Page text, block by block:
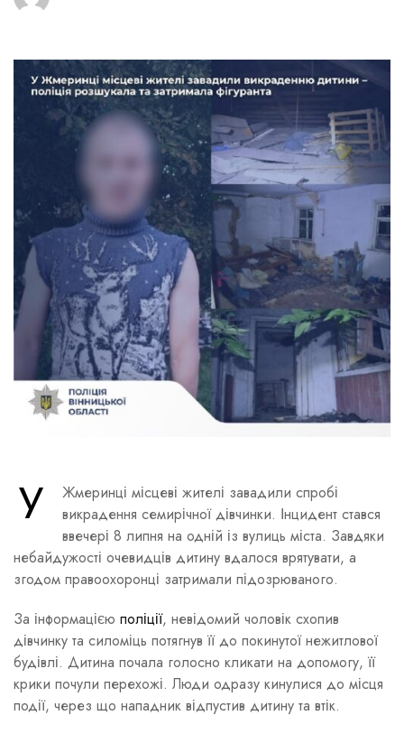
У
Жмеринці місцеві жителі завадили спробі
викрадення семирічної дівчинки. Інцидент стався
ввечері 8 липня на одній із вулиць міста. Завдяки
небайдужості очевидців дитину вдалося врятувати, а
згодом правоохоронці затримали підозрюваного.
За інформацією поліції, невідомий чоловік схопив
дівчинку та силоміць потягнув її до покинутої нежитлової
будівлі. Дитина почала голосно кликати на допомогу, її
крики почули перехожі. Люди одразу кинулися до місця
події, через що нападник відпустив дитину та втік.